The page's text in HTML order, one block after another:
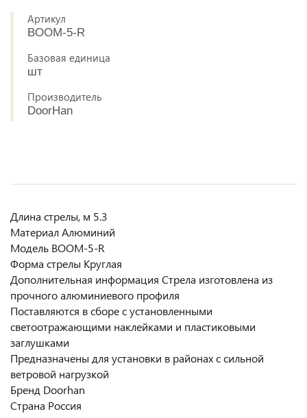
Артикул
BOOM-5-R
Базовая единица
шт
Производитель
DoorHan
Длина стрелы, м 5.3
Материал Алюминий
Модель BOOM-5-R
Форма стрелы Круглая
Дополнительная информация Cтрелa изготовленa из
прочного алюминиевого профиля
Поставляются в сборе с установленными
светоотражающими наклейками и пластиковыми
заглушками
Предназначены для установки в районах с сильной
ветровой нагрузкой
Бренд Doorhan
Страна Россия